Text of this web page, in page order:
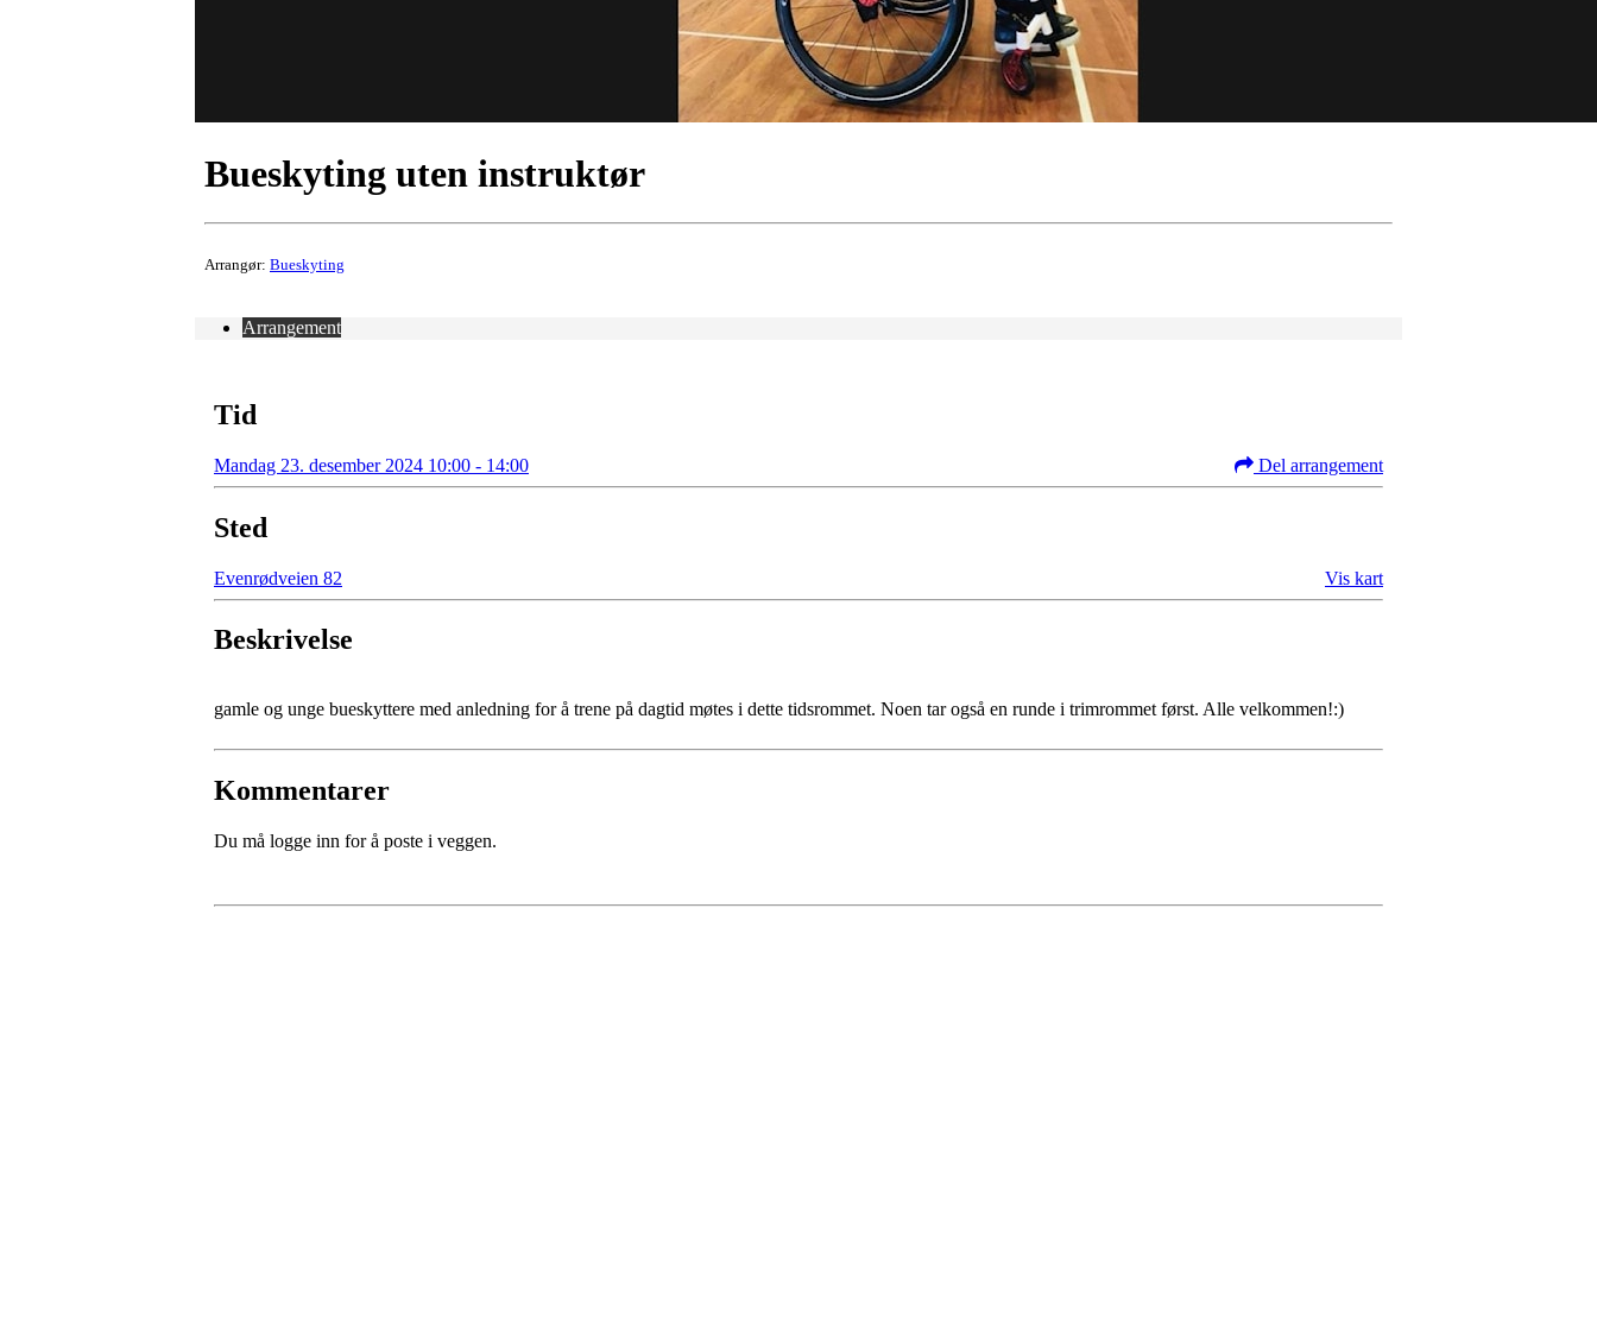
Bueskyting uten instruktør
Arrangør: Bueskyting
Arrangement
Tid
Mandag 23. desember 2024 10:00 - 14:00 Del arrangement
Sted
Evenrødveien 82 Vis kart
Beskrivelse
gamle og unge bueskyttere med anledning for å trene på dagtid møtes i dette tidsrommet. Noen tar også en runde i trimrommet først. Alle velkommen!:)
Kommentarer
Du må logge inn for å poste i veggen.